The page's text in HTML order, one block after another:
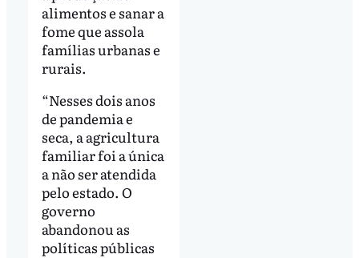
alimentos e sanar a
fome que assola
famílias urbanas e
rurais.
“Nesses dois anos
de pandemia e
seca, a agricultura
familiar foi a única
a não ser atendida
pelo estado. O
governo
abandonou as
políticas públicas